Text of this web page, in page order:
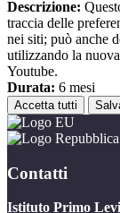
Descrizione:
traccia delle
nei siti; può anche
utilizzando la
Youtube.
Durata: 6 mesi
Accetta tutti
Contatti
Istituto Primo Levi